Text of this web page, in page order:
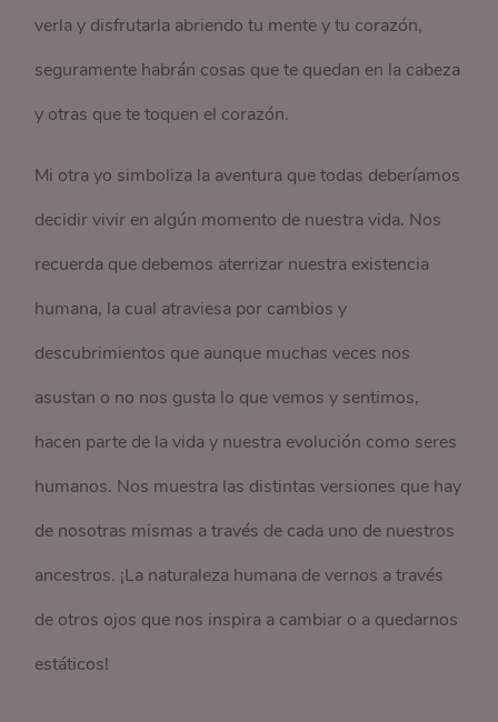
verla y disfrutarla abriendo tu mente y tu corazón,
seguramente habrán cosas que te quedan en la cabeza
y otras que te toquen el corazón.
Mi otra yo simboliza la aventura que todas deberíamos
decidir vivir en algún momento de nuestra vida. Nos
recuerda que debemos aterrizar nuestra existencia
humana, la cual atraviesa por cambios y
descubrimientos que aunque muchas veces nos
asustan o no nos gusta lo que vemos y sentimos,
hacen parte de la vida y nuestra evolución como seres
humanos. Nos muestra las distintas versiones que hay
de nosotras mismas a través de cada uno de nuestros
ancestros. ¡La naturaleza humana de vernos a través
de otros ojos que nos inspira a cambiar o a quedarnos
estáticos!